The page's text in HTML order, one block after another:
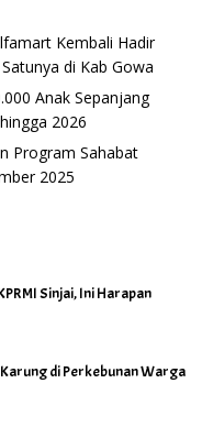
Kembali Hadir
di Kab Gowa
Anak Sepanjang
2026
Program Sahabat
2025
Sinjai, Ini Harapan
di Perkebunan Warga